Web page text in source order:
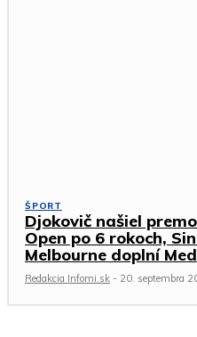
ŠPORT
Djokovič našiel
Open po 6 rokoch,
Melbourne doplní
Redakcia Infomi.sk - 20. septembra